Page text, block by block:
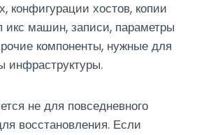
конфигурации хостов, копии
икс машин, записи, параметры
компоненты, нужные для
инфраструктуры.
не для повседневного
восстановления. Если